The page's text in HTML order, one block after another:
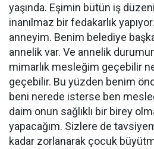
yaşında. Eşimin bütün iş
inanılmaz bir fedakarlık
anneyim. Benim belediye
annelik var. Ve annelik
mimarlık mesleğim geçebilir
geçebilir. Bu yüzden benim
beni nerede isterse ben
daim onun sağlıklı bir birey
yapacağım. Sizlere de
kadar zorlanarak çocuk